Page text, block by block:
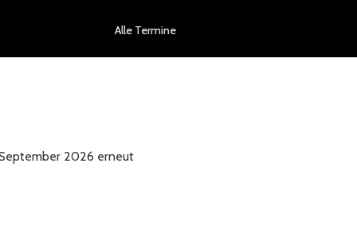
Alle Termine
2026 erneut